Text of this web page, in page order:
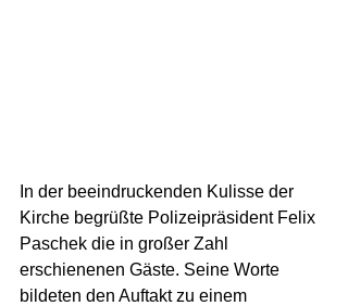
In der beeindruckenden Kulisse der
Kirche begrüßte Polizeipräsident Felix
Paschek die in großer Zahl
erschienenen Gäste. Seine Worte
bildeten den Auftakt zu einem